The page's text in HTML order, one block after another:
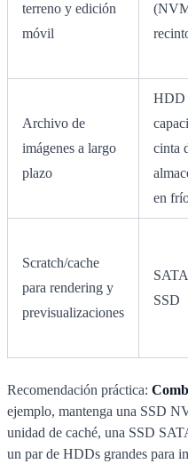
terreno y edición
móvil
Archivo de
imágenes a largo
plazo
HDD
cinta
en
Scratch/cache
para rendering y
previsualizaciones
SSD
Recomendación práctica:
ejemplo, mantenga una SSD
unidad de caché, una SSD
un par de HDDs grandes para